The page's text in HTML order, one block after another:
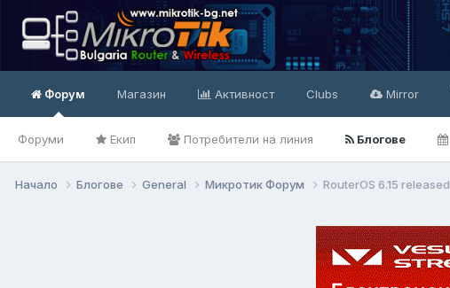
Форум
Форуми Екип Потребители на линия Блогове
Магазин Активност Clubs Mirror
Начало Блогове General Микротик Форум RouterOS 6.15 released